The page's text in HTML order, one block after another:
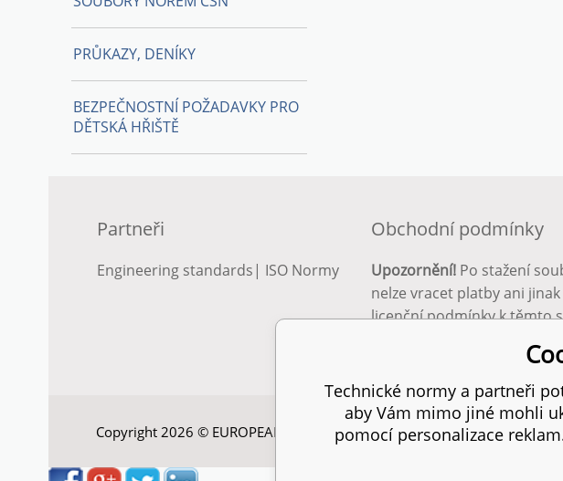
PRŮKAZY, DENÍKY
BEZPEČNOSTNÍ POŽADAVKY PRO
DĚTSKÁ HŘIŠTĚ
Partneři
Engineering standards | ISO Normy
Obchodní podmínky
Upozornění! Po stažení
nelze vracet platby ani
licenční podmínky k těmto
Copyright 2026 © EUROPEAN STANDARD. Všechna práva vyhrazena.
Technické normy a partneři
aby Vám mimo jiné mohli
pomocí personalizace